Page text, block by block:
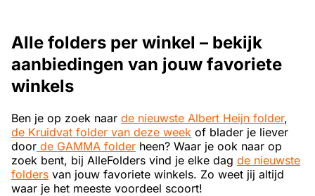
Alle folders per winkel – bekijk
aanbiedingen van jouw favoriete
winkels
Ben je op zoek naar de nieuwste Albert Heijn folder,
de Kruidvat folder van deze week of blader je liever
door de GAMMA folder heen? Waar je ook naar op
zoek bent, bij AlleFolders vind je elke dag de nieuwste
folders van jouw favoriete winkels. Zo weet jij altijd
waar je het meeste voordeel scoort!